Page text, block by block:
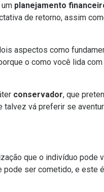
planejamento
de retorno, assim
aspectos como
o como você lida com
conservador, que
talvez vá preferir se
que o indivíduo pode
pode ser cometido, e este